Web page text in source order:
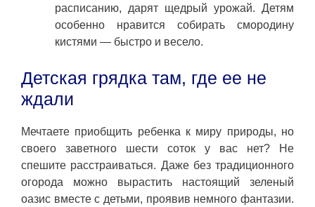
расписанию, дарят щедрый урожай. Детям
особенно нравится собирать смородину
кистями — быстро и весело.
Детская грядка там, где ее не
ждали
Мечтаете приобщить ребенка к миру природы, но
своего заветного шести соток у вас нет? Не
спешите расстраиваться. Даже без традиционного
огорода можно вырастить настоящий зеленый
оазис вместе с детьми, проявив немного фантазии.